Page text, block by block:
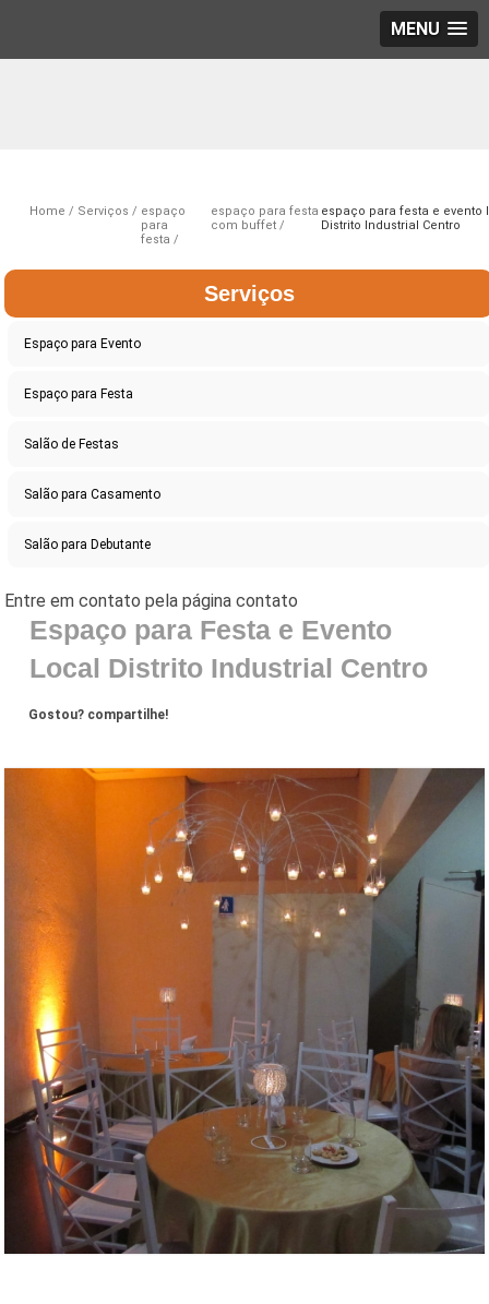
MENU
Home Serviços
espaço
para
festa
espaço para festa
com buffet
espaço para festa e evento
Distrito Industrial Centro
Serviços
Espaço para Evento
Espaço para Festa
Salão de Festas
Salão para Casamento
Salão para Debutante
Espaço para Festa e Evento
Local Distrito Industrial Centro
Gostou? compartilhe!